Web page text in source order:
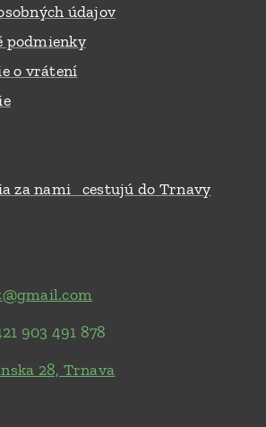
údajov
podmienky
o vrátení
za nami cestujú do Trnavy
903 491 878
28, Trnava